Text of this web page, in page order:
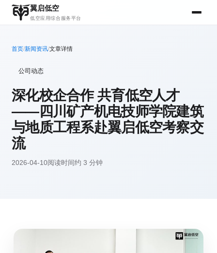
翼启低空
低空应用综合服务平台
首页/新闻资讯/文章详情
公司动态
深化校企合作 共育低空人才
——四川矿产机电技师学院建筑
与地质工程系赴翼启低空考察交
流
2026-04-10阅读时间约 3 分钟